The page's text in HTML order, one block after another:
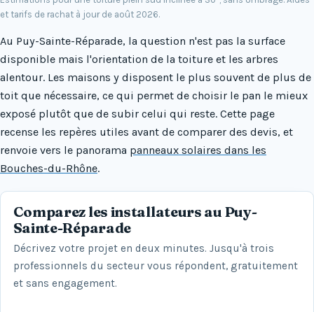
et tarifs de rachat à jour de août 2026.
Au Puy-Sainte-Réparade, la question n'est pas la surface
disponible mais l'orientation de la toiture et les arbres
alentour. Les maisons y disposent le plus souvent de plus de
toit que nécessaire, ce qui permet de choisir le pan le mieux
exposé plutôt que de subir celui qui reste. Cette page
recense les repères utiles avant de comparer des devis, et
renvoie vers le panorama panneaux solaires dans les
Bouches-du-Rhône.
Comparez les installateurs au Puy-
Sainte-Réparade
Décrivez votre projet en deux minutes. Jusqu'à trois
professionnels du secteur vous répondent, gratuitement
et sans engagement.